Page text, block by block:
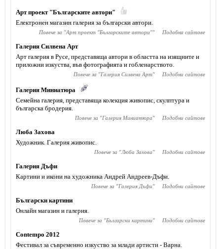
Арт проект "Българските автори"
Електронен магазин галерия за български автори.
Повече за "Арт проект "Българските автори"" Подобни сайтове
Галерия Силвена Арт
Арт галерия в Русе, представяща автори в областта на изящните и
приложни изкуства, във фотографията и гобленарството.
Повече за "Галерия Силвена Арт" Подобни сайтове
Галерия Миниатюра
Семейна галерия, представяща колекция живопис, скулптура и
българска бродерия.
Повече за "Галерия Миниатюра" Подобни сайтове
Люба Захова
Художник. Галерия живопис.
Повече за "Люба Захова" Подобни сайтове
Галерия Дъфи
Картини и икони на художника Андрей Андреев-Дъфи.
Повече за "Галерия Дъфи" Подобни сайтове
Български картини
Онлайн магазин и галерия.
Повече за "Български картини" Подобни сайтове
Contempo 2012
Фестивал за съвременно изкуство за млади артисти - Варна.